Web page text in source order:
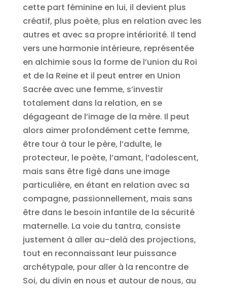
cette part féminine en lui, il devient plus
créatif, plus poète, plus en relation avec les
autres et avec sa propre intériorité. Il tend
vers une harmonie intérieure, représentée
en alchimie sous la forme de l’union du Roi
et de la Reine et il peut entrer en Union
Sacrée avec une femme, s’investir
totalement dans la relation, en se
dégageant de l’image de la mère. Il peut
alors aimer profondément cette femme,
être tour à tour le père, l’adulte, le
protecteur, le poète, l’amant, l’adolescent,
mais sans être figé dans une image
particulière, en étant en relation avec sa
compagne, passionnellement, mais sans
être dans le besoin infantile de la sécurité
maternelle. La voie du tantra, consiste
justement à aller au-delà des projections,
tout en reconnaissant leur puissance
archétypale, pour aller à la rencontre de
Soi, du divin en nous et autour de nous, au